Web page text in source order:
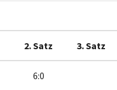
2. Satz 3. Satz
6:0